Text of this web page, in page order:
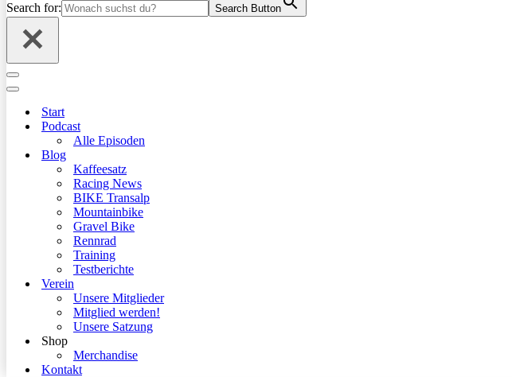
Search for: Search Button
Navigationsmenü
Navigationsmenü
Start
Podcast
Alle Episoden
Blog
Kaffeesatz
Racing News
BIKE Transalp
Mountainbike
Gravel Bike
Rennrad
Training
Testberichte
Verein
Unsere Mitglieder
Mitglied werden!
Unsere Satzung
Shop
Merchandise
Kontakt